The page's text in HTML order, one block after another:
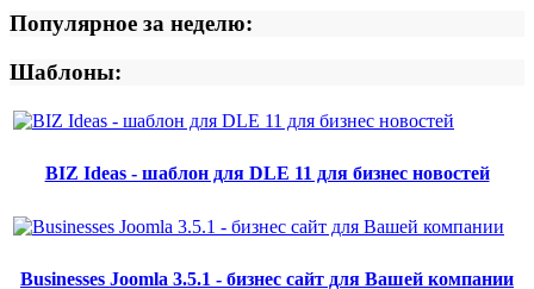
Популярное за неделю:
Шаблоны:
BIZ Ideas - шаблон для DLE 11 для бизнес новостей
Businesses Joomla 3.5.1 - бизнес сайт для Вашей компании